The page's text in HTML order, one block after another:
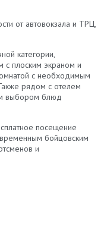
от автовокзала и ТРЦ,
категории,
с плоским экраном и
с необходимым
рядом с отелем
выбором блюд
посещение
бойцовским
и